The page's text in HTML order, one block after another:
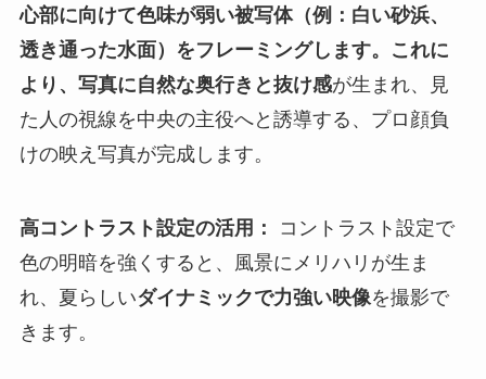
心部に向けて色味が弱い被写体（例：白い砂浜、
透き通った水面）をフレーミングします。これに
より、写真に自然な奥行きと抜け感が生まれ、見
た人の視線を中央の主役へと誘導する、プロ顔負
けの映え写真が完成します。
高コントラスト設定の活用：
コントラスト設定で
色の明暗を強くすると、風景にメリハリが生ま
れ、夏らしいダイナミックで力強い映像を撮影で
きます。